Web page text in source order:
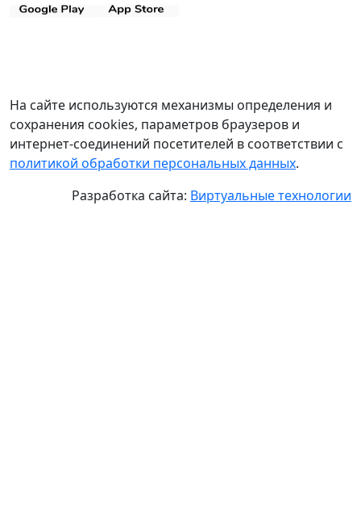
На сайте используются механизмы определения и
сохранения cookies, параметров браузеров и
интернет-соединений посетителей в соответствии с
политикой обработки персональных данных.
Разработка сайта: Виртуальные технологии